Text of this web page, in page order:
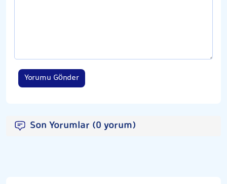
Yorumu Gönder
Son Yorumlar (0 yorum)